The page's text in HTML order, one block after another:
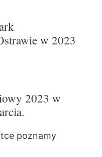
w 2023
2023 w
poznamy